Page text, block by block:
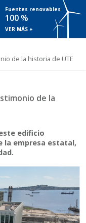
Fuentes renovables
100 %
VER MÁS +
de la historia de UTE
de la
edificio
la empresa estatal,